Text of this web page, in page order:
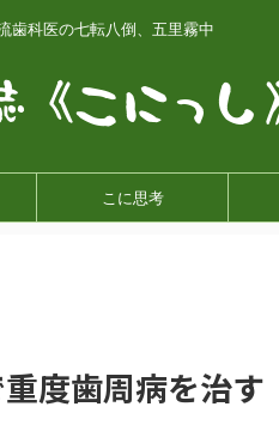
歯科医の七転八倒、五里霧中
こに思考
度歯周病を治す